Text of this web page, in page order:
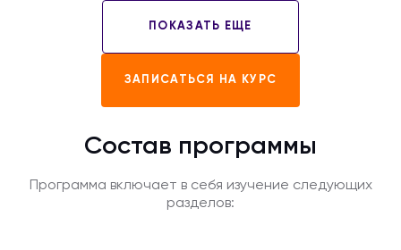
ПОКАЗАТЬ ЕЩЕ
ЗАПИСАТЬСЯ НА КУРС
Состав программы
Программа включает в себя изучение следующих
разделов: